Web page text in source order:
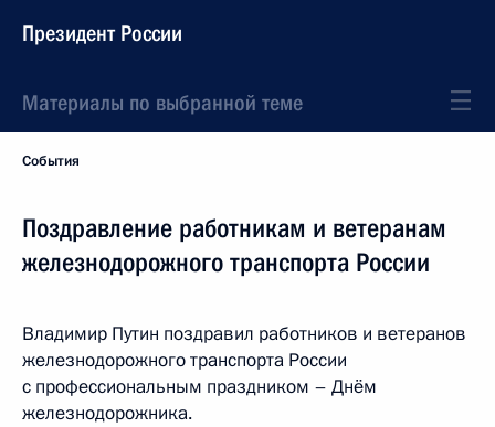
Президент России
Материалы по выбранной теме
События
Поздравление работникам и ветеранам
железнодорожного транспорта России
Владимир Путин поздравил работников и ветеранов
железнодорожного транспорта России
с профессиональным праздником – Днём
железнодорожника.